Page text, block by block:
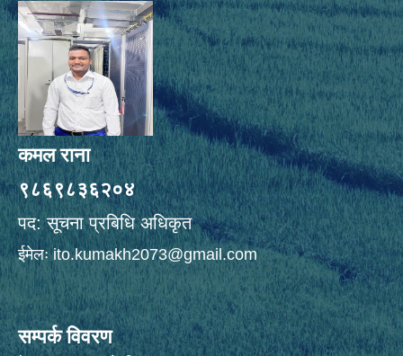
कमल राना
९८६९८३६२०४
पद: सूचना प्रबिधि अधिकृत
ईमेलःito.kumakh2073@gmail.com
सम्पर्क विवरण